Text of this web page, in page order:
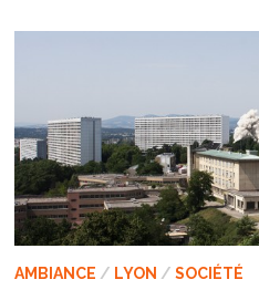
AMBIANCE / LYON / SOCIÉTÉ